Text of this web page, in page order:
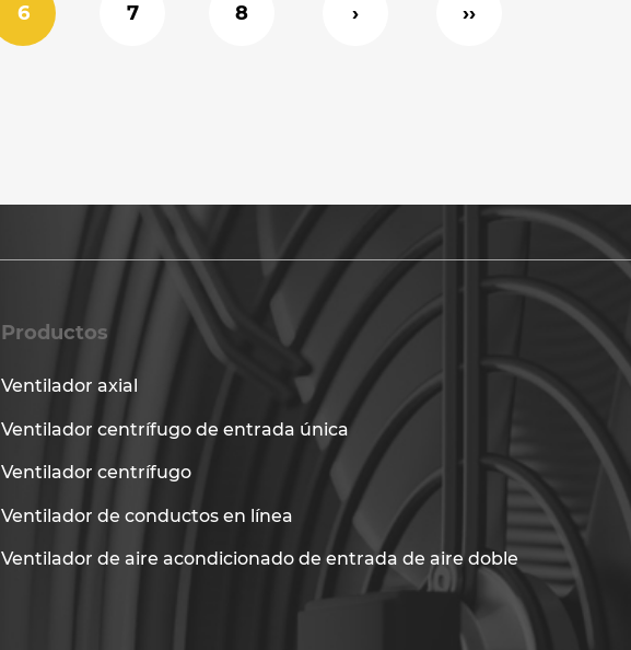
6 7 8 › ››
Productos
Ventilador axial
Ventilador centrífugo de entrada única
Ventilador centrífugo
Ventilador de conductos en línea
Ventilador de aire acondicionado de entrada de aire doble